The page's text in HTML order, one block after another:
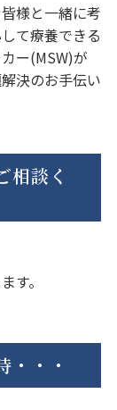
様と一緒に考
て療養できる
ー(MSW)が
決のお手伝い
相談く
す。
・・・